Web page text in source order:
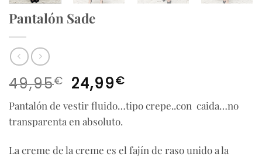
Pantalón Sade
49,95€ El
precio
original
era:
24,99€
actual
Pantalón de vestir fluido…tipo crepe..con caida…no
transparenta en absoluto.
La creme de la creme es el fajín de raso unido a la